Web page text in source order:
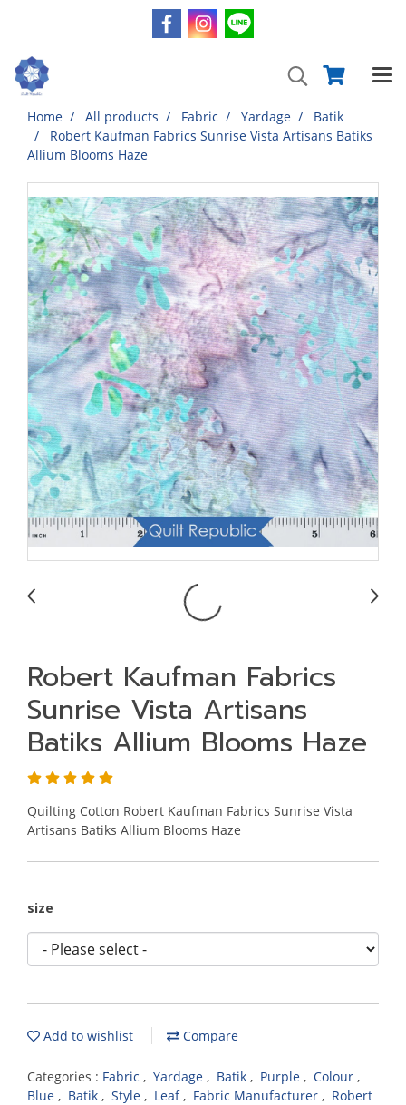
Home All products Fabric Yardage
Batik
Robert Kaufman Fabrics Sunrise Vista Artisans Batiks
Allium Blooms Haze
Robert Kaufman Fabrics
Sunrise Vista Artisans
Batiks Allium Blooms Haze
Quilting Cotton Robert Kaufman Fabrics Sunrise Vista
Artisans Batiks Allium Blooms Haze
size
Add to wishlist Compare
Categories : Fabric , Yardage , Batik , Purple , Colour ,
Blue , Batik , Style , Leaf, Fabric Manufacturer , Robert